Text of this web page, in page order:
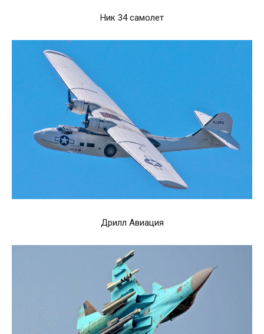
Ник 34 самолет
Дрилл Авиация